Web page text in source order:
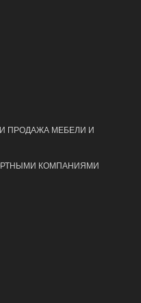
ПРОДАЖА МЕБЕЛИ И
КОМПАНИЯМИ